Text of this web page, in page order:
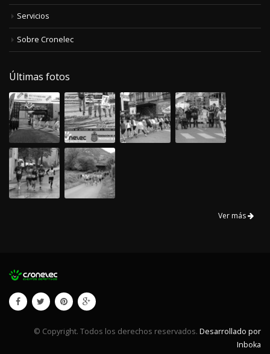
Servicios
Sobre Cronelec
Últimas fotos
Ver más
© Copyright. Todos los derechos reservados. Desarrollado por
Inboka